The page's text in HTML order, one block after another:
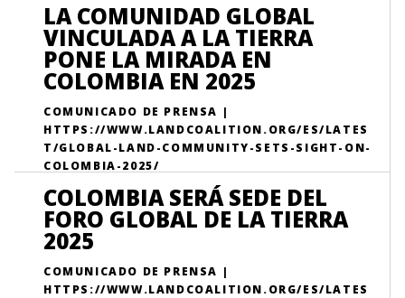
T/CASE-STUDY-INDIGENOUS-PEOPLES-AND-
LAND-AND-ENVIRONMENT-DEFENDERS-FACE-
RISKS-DUE-COVID-19/
LA COMUNIDAD GLOBAL
VINCULADA A LA TIERRA
PONE LA MIRADA EN
COLOMBIA EN 2025
COMUNICADO DE PRENSA |
HTTPS://WWW.LANDCOALITION.ORG/ES/LATES
T/GLOBAL-LAND-COMMUNITY-SETS-SIGHT-ON-
COLOMBIA-2025/
Colombia is set to host the Global Land Forum (GLF); the
largest gathering of land rights advocates and experts in
the world from 14-19 June 2025.
COLOMBIA SERÁ SEDE DEL
FORO GLOBAL DE LA TIERRA
2025
COMUNICADO DE PRENSA |
HTTPS://WWW.LANDCOALITION.ORG/ES/LATES